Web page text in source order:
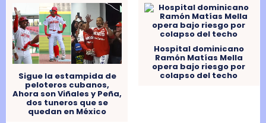
Sigue la estampida de
peloteros cubanos,
Ahora son Viñales y Peña,
dos tuneros que se
quedan en México
Hospital dominicano
Ramón Matías Mella
opera bajo riesgo por
colapso del techo